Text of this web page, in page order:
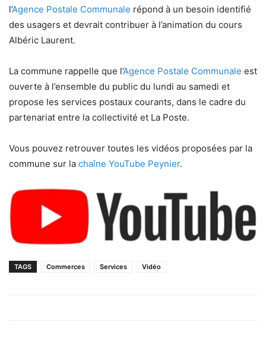
l’Agence Postale Communale répond à un besoin identifié
des usagers et devrait contribuer à l’animation du cours
Albéric Laurent.
La commune rappelle que l’Agence Postale Communale est
ouverte à l’ensemble du public du lundi au samedi et
propose les services postaux courants, dans le cadre du
partenariat entre la collectivité et La Poste.
Vous pouvez retrouver toutes les vidéos proposées par la
commune sur la chaîne YouTube Peynier.
TAGS Commerces Services Vidéo